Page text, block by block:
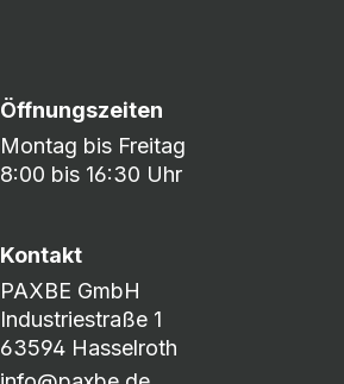
Öffnungszeiten
Montag bis Freitag
8:00 bis 16:30 Uhr
Kontakt
PAXBE GmbH
Industriestraße 1
63594 Hasselroth